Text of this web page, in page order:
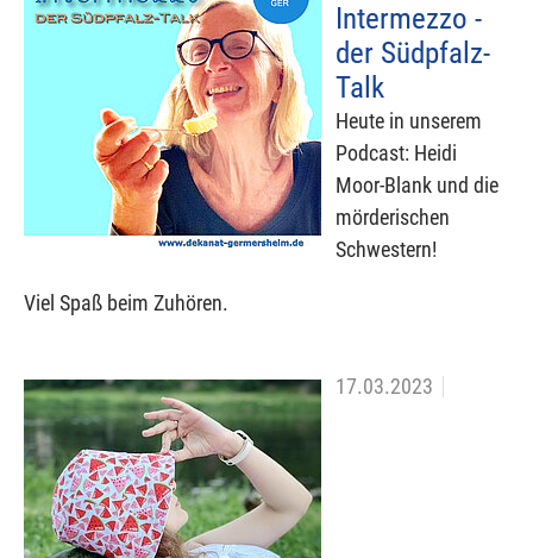
Intermezzo -
der Südpfalz-
Talk
Heute in unserem
Podcast: Heidi
Moor-Blank und die
mörderischen
Schwestern!
Viel Spaß beim Zuhören.
17.03.2023